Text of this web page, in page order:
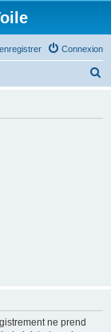
Connexion
ne prend